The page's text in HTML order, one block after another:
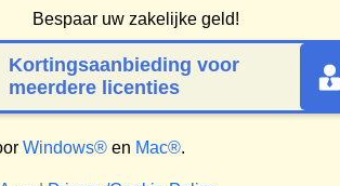
Bespaar uw zakelijke geld!
Kortingsaanbieding voor
meerdere licenties
Windows® en Mac®.